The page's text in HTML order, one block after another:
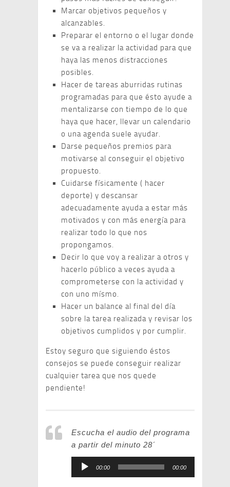
Marcar objetivos pequeños y
alcanzables.
Preparar el entorno o el lugar donde
se va a realizar la actividad para que
haya las menos distracciones
posibles.
Hacer de tareas aburridas rutinas
programadas para que ésto ayude a
mentalizarse con tiempo de lo que
haya que hacer, llevar un calendario
o una agenda suele ayudar.
Darse pequeños premios para
motivarse al conseguir el objetivo
propuesto.
Cuidarse físicamente ( hacer
deporte) y descansar
adecuadamente ayuda a estar más
motivados y con más energía para
realizar todo lo que nos
propongamos.
Decir lo que voy a realizar a otros y
hacerlo público a veces ayuda a
comprometerse con la actividad y
con uno mísmo.
Hacer un balance al final del día
sobre la tarea realizada y revisar los
objetivos cumplidos y por cumplir.
Estoy seguro que siguiendo éstos
consejos se puede conseguir realizar
cualquier tarea que nos quede
pendiente!
Escucha el audio del programa
a partir del minuto 28´
Reproductor
00:00 00:00